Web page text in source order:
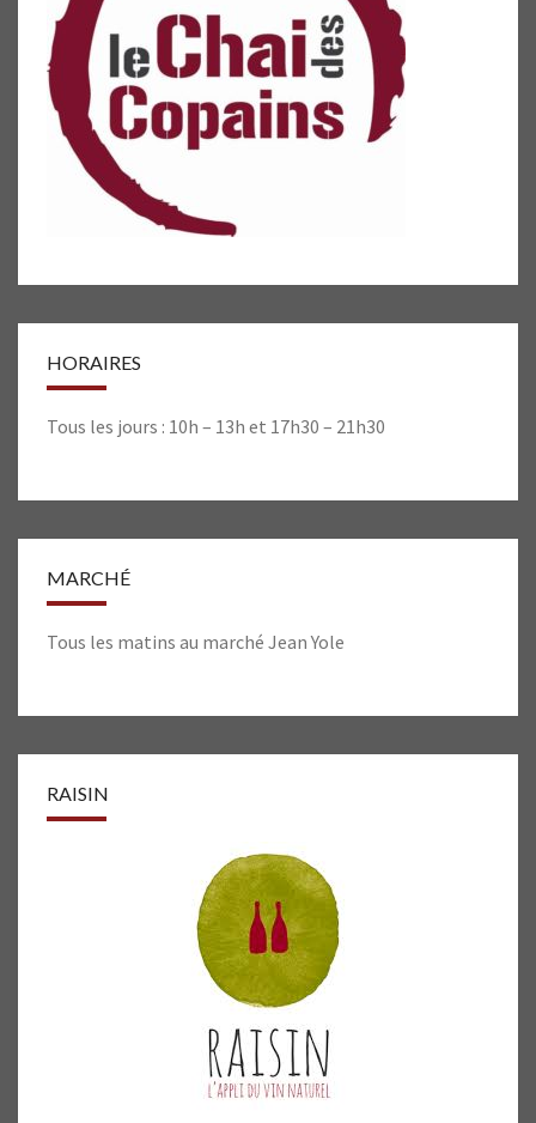
HORAIRES
Tous les jours : 10h – 13h et 17h30 – 21h30
MARCHÉ
Tous les matins au marché Jean Yole
RAISIN